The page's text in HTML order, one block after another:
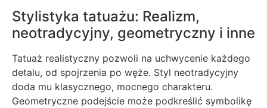
Stylistyka tatuażu: Realizm,
neotradycyjny, geometryczny i inne
Tatuaż realistyczny pozwoli na uchwycenie każdego
detalu, od spojrzenia po węże. Styl neotradycyjny
doda mu klasycznego, mocnego charakteru.
Geometryczne podejście może podkreślić symbolikę